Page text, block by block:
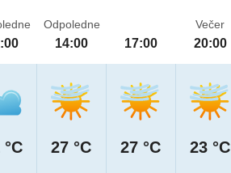
Odpoledne
14:00
27 °C
17:00
27 °C
Večer
20:00
23 °C